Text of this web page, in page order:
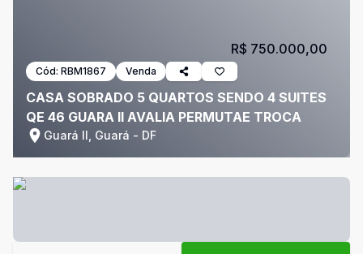
Cód: RBM1867 Venda
CASA SOBRADO 5 QUARTOS SENDO 4 SUITES
QE 46 GUARA II AVALIA PERMUTAE TROCA
Guará II, Guará - DF
R$ 750.000,00